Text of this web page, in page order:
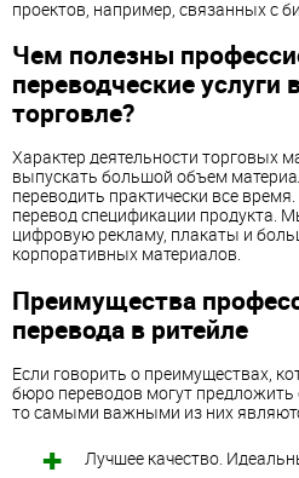
проектов, например, связанных с
Чем полезны
переводческие услуги
торговле?
Характер деятельности торговых
выпускать большой объем
переводить практически все
перевод спецификации продукта.
цифровую рекламу, плакаты и
корпоративных материалов.
Преимущества
перевода в ритейле
Если говорить о преимуществах,
бюро переводов могут предложить
то самыми важными из них
Лучшее качество.